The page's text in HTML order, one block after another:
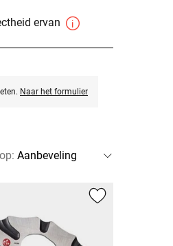
ervan
Naar het formulier
: